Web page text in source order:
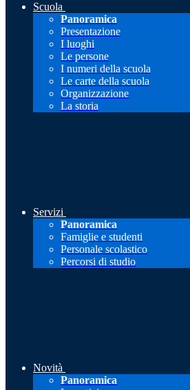
Scuola
Panoramica
Presentazione
I luoghi
Le persone
I numeri della scuola
Le carte della scuola
Organizzazione
La storia
Servizi
Panoramica
Famiglie e studenti
Personale scolastico
Percorsi di studio
Novità
Panoramica